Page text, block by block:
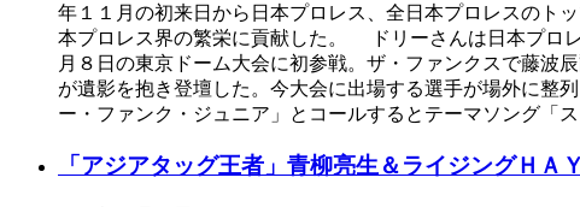
年１１月の初来日から日本プロレス、全日本プロレスのト
本プロレス界の繁栄に貢献した。 ドリーさんは日本プロ
月８日の東京ドーム大会に初参戦。ザ・ファンクスで藤
が遺影を抱き登壇した。今大会に出場する選手が場外に
ー・ファンク・ジュニア」とコールするとテーマソング「
「アジアタッグ王者」青柳亮生＆ライジングＨ